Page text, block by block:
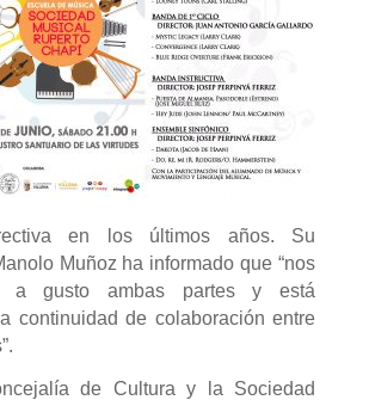
en los últimos años. Su
Muñoz ha informado que “nos
a gusto ambas partes y está
continuidad de colaboración entre
de Cultura y la Sociedad